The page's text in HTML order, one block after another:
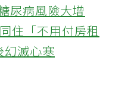
尿病風險大增
住「不用付房租
幻滅心寒